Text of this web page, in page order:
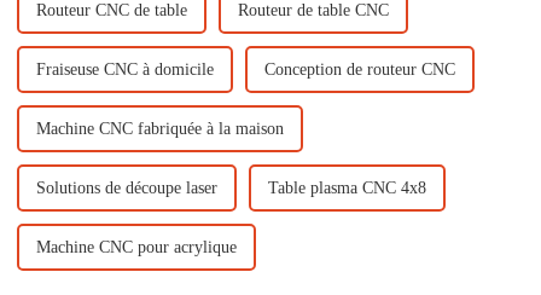
Routeur CNC de table Routeur de table CNC
Fraiseuse CNC à domicile Conception de routeur CNC
Machine CNC fabriquée à la maison
Solutions de découpe laser Table plasma CNC 4x8
Machine CNC pour acrylique